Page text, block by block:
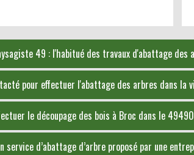
49 : l'habitué des travaux d'abattage
pour effectuer l'abattage des arbres dans la
le découpage des bois à Broc dans le
service d’abattage d’arbre proposé par une